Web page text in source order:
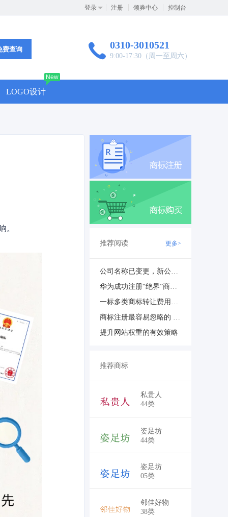
登录 注册 领券中心 控制台
费查询 0310-3010521
9:00-17:30（周一至周六）
LOGO设计
New
。
推荐阅读 更多>
公司名称已变更，新公章还没刻好，商标申请材料能先盖旧章吗？
华为成功注册“绝界”商标 打造完整智能汽车品牌矩阵
一标多类商标转让费用如何计算？
商标注册最容易忽略的 4 个关键点
提升网站权重的有效策略
推荐商标
私贵人
44类
￥5,250
姿足坊
44类
￥5,250
姿足坊
05类
￥5,250
邻佳好物
38类
￥5,250